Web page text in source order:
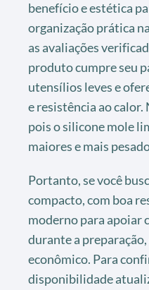
benefício e estética
organização prática
as avaliações
produto cumpre seu
utensílios leves e
e resistência ao
pois o silicone mole
maiores e mais
Portanto, se você
compacto, com boa
moderno para apoiar
durante a
econômico. Para
disponibilidade